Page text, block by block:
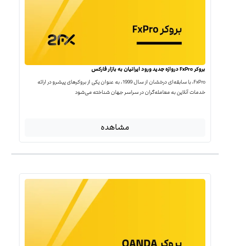
بروکر FxPro دروازه جدید ورود ایرانیان به بازار فارکس
FxPro، با سابقه‌ای درخشان از سال 1999، به عنوان یکی از بروکرهای پیشرو در ارائه
خدمات آنلاین به معامله‌گران در سراسر جهان شناخته می‌شود
مشاهده